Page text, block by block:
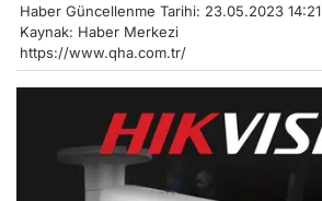
Haber Güncellenme Tarihi: 23.05.2023 14:21
Kaynak: Haber Merkezi
https://www.qha.com.tr/